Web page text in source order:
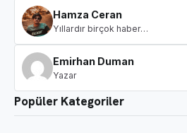
Hamza Ceran
Yıllardır birçok haber…
Emirhan Duman
Yazar
Popüler Kategoriler